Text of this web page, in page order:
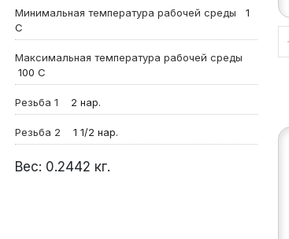
Минимальная температура рабочей среды
1
С
Максимальная температура рабочей среды
100 С
Резьба 1 2 нар.
Резьба 2 1 1/2 нар.
Вес: 0.2442 кг.